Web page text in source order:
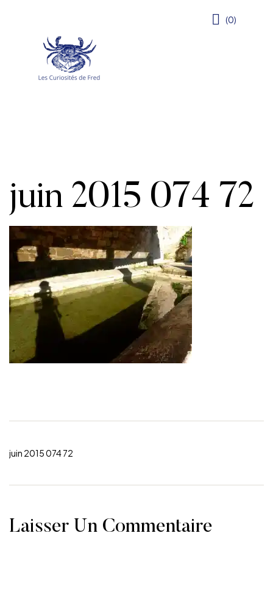
(0)
juin 2015 074 72
juin 2015 074 72
Laisser Un Commentaire